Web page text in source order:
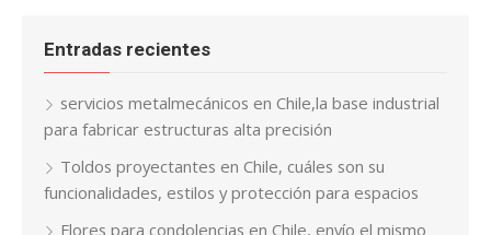
Entradas recientes
servicios metalmecánicos en Chile,la base industrial
para fabricar estructuras alta precisión
Toldos proyectantes en Chile, cuáles son su
funcionalidades, estilos y protección para espacios
Flores para condolencias en Chile, envío el mismo